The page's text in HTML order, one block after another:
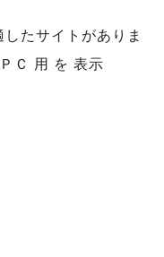
たサイトがありま
Ｃ 用 を 表示